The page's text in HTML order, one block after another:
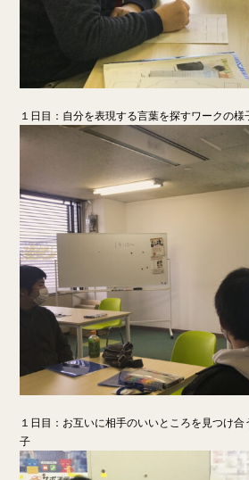
１日目：自分を表現する言葉を探すワークの様
１日目：お互いに相手のいいところを見つけ
子